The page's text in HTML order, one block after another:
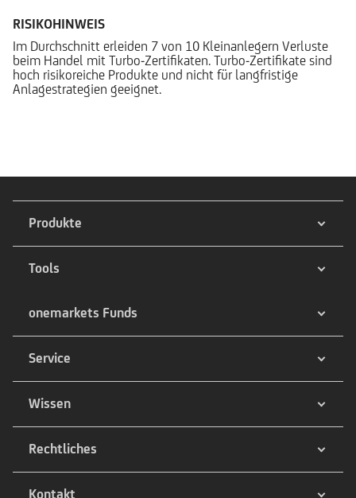
RISIKOHINWEIS
Im Durchschnitt erleiden 7 von 10 Kleinanlegern Verluste
beim Handel mit Turbo-Zertifikaten. Turbo-Zertifikate sind
hoch risikoreiche Produkte und nicht für langfristige
Anlagestrategien geeignet.
Produkte
Tools
onemarkets Funds
Service
Wissen
Rechtliches
Kontakt